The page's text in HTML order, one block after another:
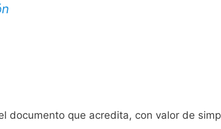
documento que acredita, con valor de